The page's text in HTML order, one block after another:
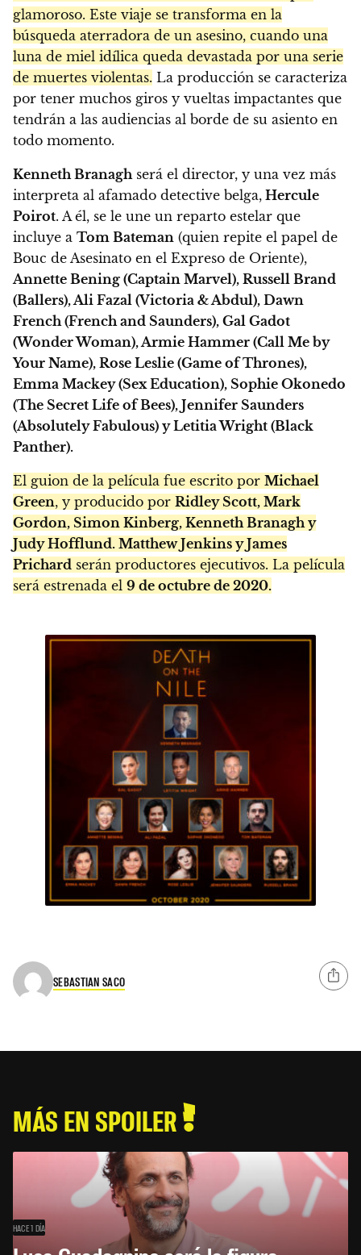
glamoroso. Este viaje se transforma en la
búsqueda aterradora de un asesino, cuando una
luna de miel idílica queda devastada por una serie
de muertes violentas. La producción se caracteriza
por tener muchos giros y vueltas impactantes que
tendrán a las audiencias al borde de su asiento en
todo momento.
Kenneth Branagh será el director, y una vez más
interpreta al afamado detective belga, Hercule
Poirot. A él, se le une un reparto estelar que
incluye a Tom Bateman (quien repite el papel de
Bouc de Asesinato en el Expreso de Oriente),
Annette Bening (Captain Marvel), Russell Brand
(Ballers), Ali Fazal (Victoria & Abdul), Dawn
French (French and Saunders), Gal Gadot
(Wonder Woman), Armie Hammer (Call Me by
Your Name), Rose Leslie (Game of Thrones),
Emma Mackey (Sex Education), Sophie Okonedo
(The Secret Life of Bees), Jennifer Saunders
(Absolutely Fabulous) y Letitia Wright (Black
Panther).
El guion de la película fue escrito por Michael
Green, y producido por Ridley Scott, Mark
Gordon, Simon Kinberg, Kenneth Branagh y
Judy Hofflund. Matthew Jenkins y James
Prichard serán productores ejecutivos. La película
será estrenada el 9 de octubre de 2020.
SEBASTIAN SACO
MÁS EN SPOILER
HACE 1 DÍA